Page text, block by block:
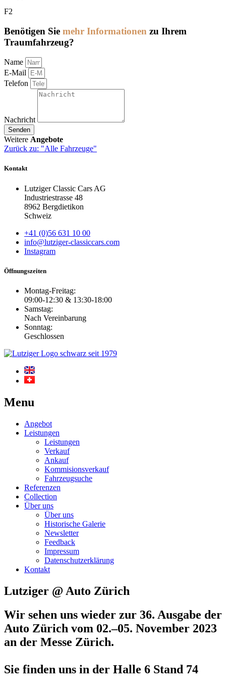
F2
Benötigen Sie mehr Informationen zu Ihrem
Traumfahrzeug?
Name
E-Mail
Telefon
Nachricht
Senden
Weitere Angebote
Zurück zu: "Alle Fahrzeuge"
Kontakt
Lutziger Classic Cars AG
Industriestrasse 48
8962 Bergdietikon
Schweiz
+41 (0)56 631 10 00
info@lutziger-classiccars.com
Instagram
Öffnungszeiten
Montag-Freitag:
09:00-12:30 & 13:30-18:00
Samstag:
Nach Vereinbarung
Sonntag:
Geschlossen
Menu
Angebot
Leistungen
Leistungen
Verkauf
Ankauf
Kommisionsverkauf
Fahrzeugsuche
Referenzen
Collection
Über uns
Über uns
Historische Galerie
Newsletter
Feedback
Impressum
Datenschutzerklärung
Kontakt
Lutziger @ Auto Zürich
Wir sehen uns wieder zur 36. Ausgabe der
Auto Zürich vom 02.–05. November 2023
an der Messe Zürich.
Sie finden uns in der Halle 6 Stand 74